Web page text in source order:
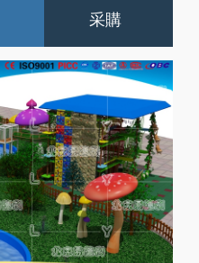
采購